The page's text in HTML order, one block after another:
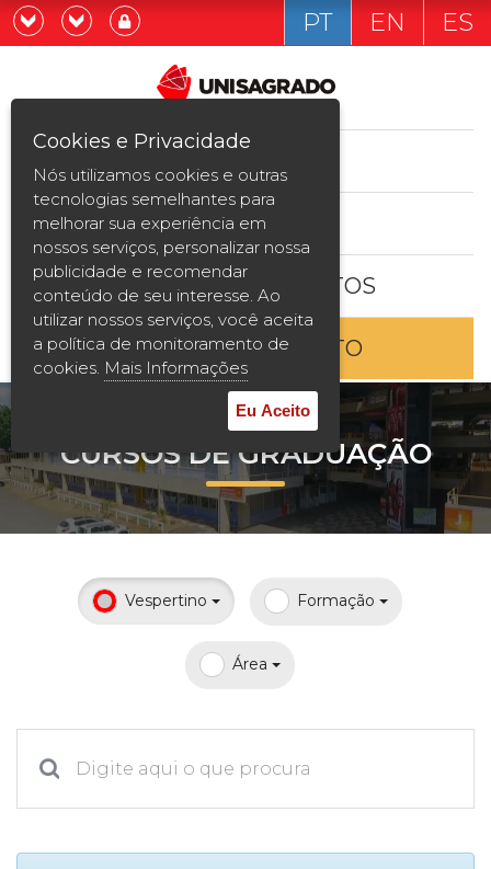
Graduação
Pós-graduação e MBA
Curta Duração
Vestibular
2ª Graduação
Transferência
Reingresso
Prouni
Desconto de pontualidade
UATI
Já sou estudande
Quero ser estudante
PT EN ES
ESTUDE AQUI
BOLSAS E DESCONTOS
ENTRE EM CONTATO
CURSOS DE GRADUAÇÃO
Vespertino Formação
Área
Cookies e Privacidade
Nós utilizamos cookies e outras
tecnologias semelhantes para
melhorar sua experiência em
nossos serviços, personalizar nossa
publicidade e recomendar
conteúdo de seu interesse. Ao
utilizar nossos serviços, você aceita
a política de monitoramento de
cookies. Mais Informações
Eu Aceito